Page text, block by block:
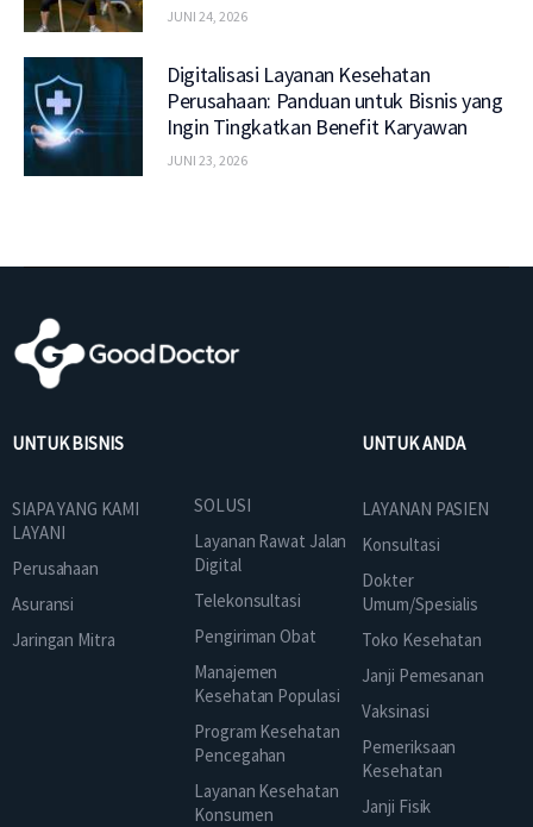
JUNI 24, 2026
Digitalisasi Layanan Kesehatan
Perusahaan: Panduan untuk Bisnis yang
Ingin Tingkatkan Benefit Karyawan
JUNI 23, 2026
UNTUK BISNIS
SIAPA YANG KAMI
LAYANI
Perusahaan
Asuransi
Jaringan Mitra
SOLUSI
Layanan Rawat Jalan
Digital
Telekonsultasi
Pengiriman Obat
Manajemen
Kesehatan Populasi
Program Kesehatan
Pencegahan
Layanan Kesehatan
Konsumen
UNTUK ANDA
LAYANAN PASIEN
Konsultasi
Dokter
Umum/Spesialis
Toko Kesehatan
Janji Pemesanan
Vaksinasi
Pemeriksaan
Kesehatan
Janji Fisik